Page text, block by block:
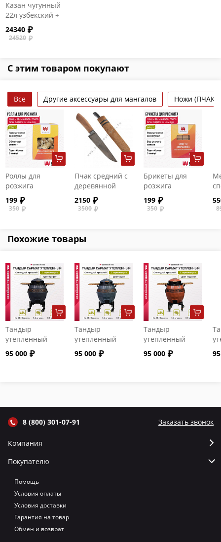
Казан чугунный
22л узбекский +
очаг "Премиум
"Берель"
24340
24520
С этим товаром покупают
Все Другие аксессуары для мангалов Ножи (ПЧАК)
Роллы для
розжига
199
350
Пчак средний с
деревянной
ручкой №6
2150
3500
Брикеты для
розжига
199
350
Похожие товары
Тандыр
утепленный
"Сармат" с
откидной
95 000
Тандыр
утепленный
"Сармат" с
откидной
95 000
Тандыр
утепленный
"Сармат" с
откидной
95 000
8 (800) 301-07-91 Заказать звонок
Компания
Покупателю
Помощь
Условия оплаты
Условия доставки
Гарантия на товар
Обмен и возврат